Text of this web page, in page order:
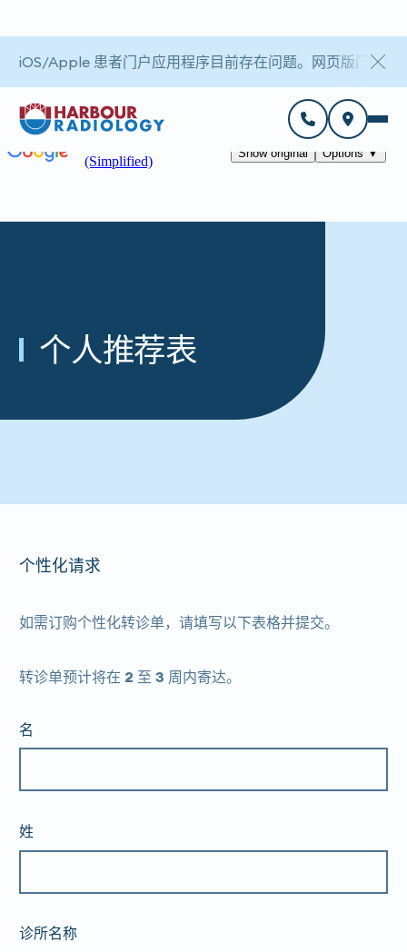
个人推荐表
个性化请求
如需订购个性化转诊单，请填写以下表格并提交。
转诊单预计将在 2 至 3 周内寄达。
名
姓
诊所名称
iOS/Apple 患者门户应用程序目前存在问题。网页版门户网